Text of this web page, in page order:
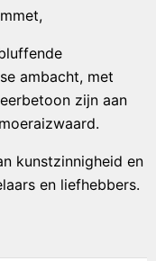
ambacht, met
zijn aan
kunstzinnigheid en
en liefhebbers.